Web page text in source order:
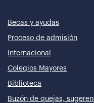
Becas y ayudas
Proceso de admisión
Internacional
Colegios Mayores
Biblioteca
Buzón de quejas,